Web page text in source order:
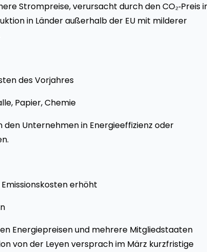
Strompreise, verursacht durch den CO₂‑Preis
in Länder außerhalb der EU mit milderer
des Vorjahres
Papier, Chemie
den Unternehmen in Energieeffizienz oder
erhöht
Energiepreisen und mehrere Mitgliedstaaten
von der Leyen versprach im März kurzfristige